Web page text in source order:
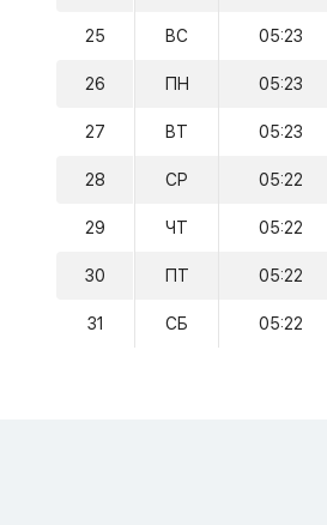
25 ВС 05:23
26 ПН 05:23
27 ВТ 05:23
28 СР 05:22
29 ЧТ 05:22
30 ПТ 05:22
31 СБ 05:22